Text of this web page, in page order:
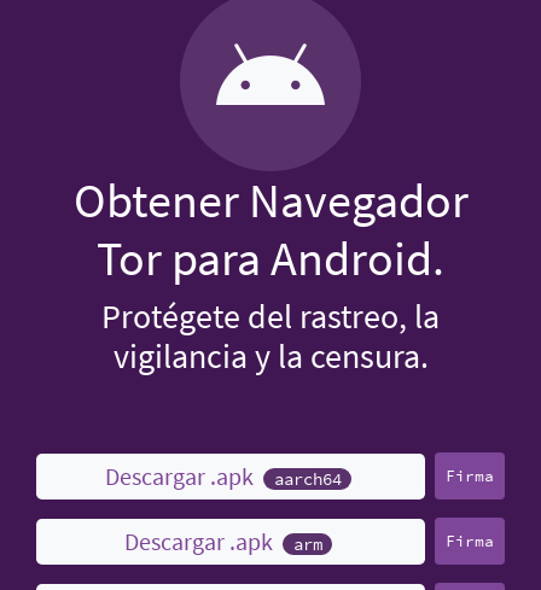
Obtener Navegador
Tor para Android.
Protégete del rastreo, la
vigilancia y la censura.
Descargar .apk aarch64 Firma
Descargar .apk arm Firma